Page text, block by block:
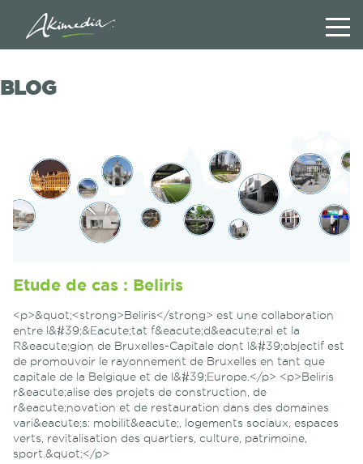
BLOG
Etude de cas : Beliris
<p>&quot;<strong>Beliris</strong> est une collaboration
entre l&#39;&Eacute;tat f&eacute;d&eacute;ral et la
R&eacute;gion de Bruxelles-Capitale dont l&#39;objectif est
de promouvoir le rayonnement de Bruxelles en tant que
capitale de la Belgique et de l&#39;Europe.</p> <p>Beliris
r&eacute;alise des projets de construction, de
r&eacute;novation et de restauration dans des domaines
vari&eacute;s: mobilit&eacute;, logements sociaux, espaces
verts, revitalisation des quartiers, culture, patrimoine,
sport.&quot;</p>